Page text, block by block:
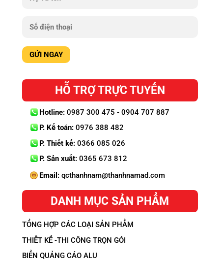
HỖ TRỢ TRỰC TUYẾN
Hotline:0987 300 475 - 0904 707 887
P. Kế toán:0976 388 482
P. Thiết kế:0366 085 026
P. Sản xuất:0365 673 812
Email:qcthanhnam@thanhnamad.com
DANH MỤC SẢN PHẨM
TỔNG HỢP CÁC LOẠI SẢN PHẨM
THIẾT KẾ -THI CÔNG TRỌN GÓI
BIỂN QUẢNG CÁO ALU